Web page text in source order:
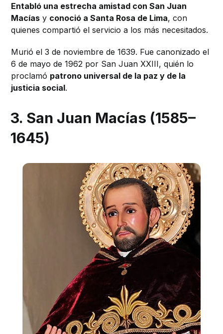
Entabló una estrecha amistad con San Juan
Macías y conoció a Santa Rosa de Lima, con
quienes compartió el servicio a los más necesitados.
Murió el 3 de noviembre de 1639. Fue canonizado el
6 de mayo de 1962 por San Juan XXIII, quién lo
proclamó patrono universal de la paz y de la
justicia social.
3. San Juan Macías (1585–
1645)